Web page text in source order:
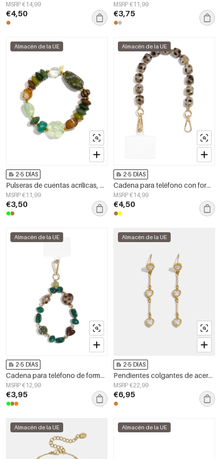
MSRP €14,99
€4,50
MSRP €11,99
€3,75
Almacén de la UE
2-5 DÍAS
Pulseras de cuentas acrílicas, estilo casual y sencillo para uso diario, joyería para mujer.
MSRP €11,99
€3,50
Almacén de la UE
2-5 DÍAS
Cadena para teléfono con forma geométrica, sencilla, de acrílico, accesorio de uso diario.
MSRP €14,99
€4,50
Almacén de la UE
2-5 DÍAS
Cadena para teléfono de forma irregular, sencilla, de acrílico, accesorio de uso diario.
MSRP €12,99
€3,95
Almacén de la UE
2-5 DÍAS
Pendientes colgantes de acero inoxidable con cadena, elegantes, ideales para reuniones o fiestas. Colección de lujo para mujer.
MSRP €22,99
€6,95
Almacén de la UE Almacén de la UE